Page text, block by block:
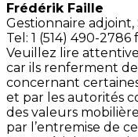
Frédérik Faille
Gestionnaire adjoint,
Tel: 1 (514) 490-2786
Veuillez lire
car ils renferment
concernant
et par les autorités
des valeurs
par l’entremise de